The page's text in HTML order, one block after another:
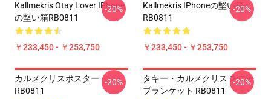
Kallmekris Otay Lover IPhone
の堅い箱RB0811
￥233,450 - ￥253,750
-20%
Kallmekris IPhoneの堅い箱
RB0811
￥233,450 - ￥253,750
-20%
カルメクリスポスター
RB0811
-20%
タキー・カルメクリス スロー
ブランケット RB0811
-20%